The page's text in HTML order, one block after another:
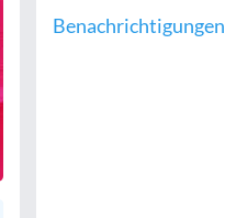
Benachrichtigungen